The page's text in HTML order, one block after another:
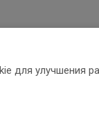
для улучшения